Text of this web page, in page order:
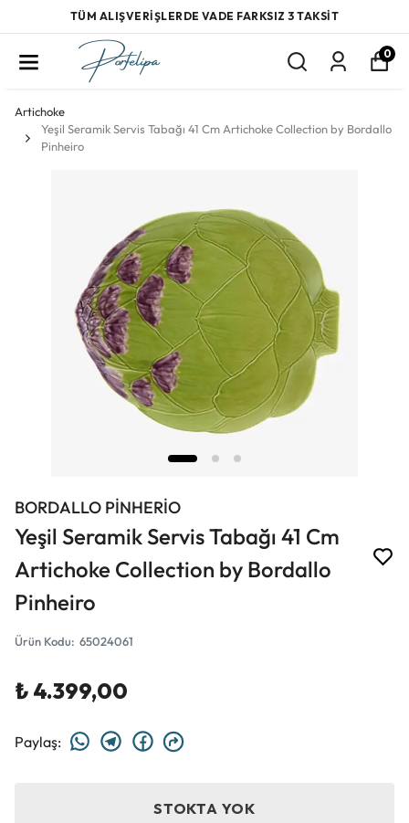
TÜM ALIŞVERİŞLERDE VADE FARKSIZ 3 TAKSİT
0
Artichoke
Yeşil Seramik Servis Tabağı 41 Cm Artichoke Collection by Bordallo
Pinheiro
BORDALLO PİNHERİO
Yeşil Seramik Servis Tabağı 41 Cm
Artichoke Collection by Bordallo
Pinheiro
Ürün Kodu: 65024061
₺ 4.399,00
Paylaş:
STOKTA YOK